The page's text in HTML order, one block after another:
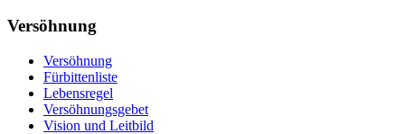
Versöhnung
Versöhnung
Fürbittenliste
Lebensregel
Versöhnungsgebet
Vision und Leitbild